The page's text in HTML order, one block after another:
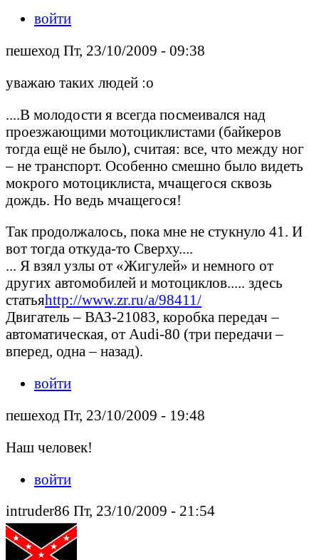
войти
пешеход Пт, 23/10/2009 - 09:38
уважаю таких людей :o
....В молодости я всегда посмеивался над
проезжающими мотоциклистами (байкеров
тогда ещё не было), считая: все, что между ног
– не транспорт. Особенно смешно было видеть
мокрого мотоциклиста, мчащегося сквозь
дождь. Но ведь мчащегося!
Так продолжалось, пока мне не стукнуло 41. И
вот тогда откуда-то Сверху....
... Я взял узлы от «Жигулей» и немного от
других автомобилей и мотоциклов..... здесь
статьяhttp://www.zr.ru/a/98411/
Двигатель – ВАЗ-21083, коробка передач –
автоматическая, от Audi-80 (три передачи –
вперед, одна – назад).
войти
пешеход Пт, 23/10/2009 - 19:48
Наш человек!
войти
intruder86 Пт, 23/10/2009 - 21:54